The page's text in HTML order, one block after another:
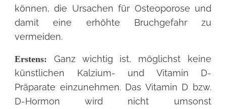
können, die Ursachen für Osteoporose und
damit eine erhöhte Bruchgefahr zu
vermeiden.
Erstens: Ganz wichtig ist, möglichst keine
künstlichen Kalzium- und Vitamin D-
Präparate einzunehmen. Das Vitamin D bzw.
D-Hormon wird nicht umsonst